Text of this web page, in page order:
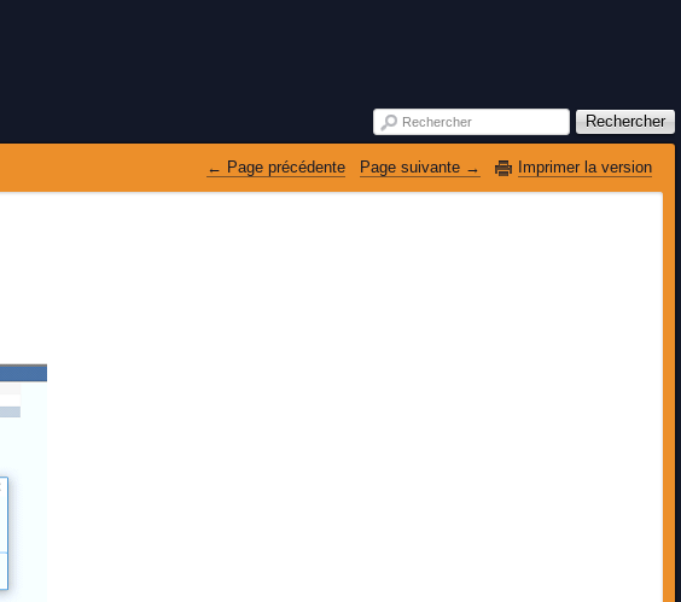
Rechercher Rechercher
Page précédente Page suivante Imprimer la version